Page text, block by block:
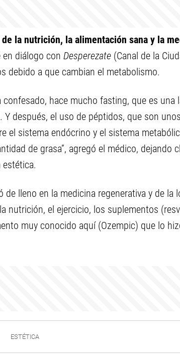
la nutrición, la alimentación sana y la
en diálogo con Desperezate (Canal de la
debido a que cambian el metabolismo.
confesado, hace mucho fasting, que es una
Y después, el uso de péptidos, que son
el sistema endócrino y el sistema
de grasa”, agregó el médico, dejando
lleno en la medicina regenerativa y de la
nutrición, el ejercicio, los suplementos
muy conocido aquí (Ozempic) que lo
ESTÉTICA